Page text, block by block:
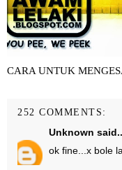
CARA UNTUK
252 COMMENTS:
Unknown
ok fine...x bole